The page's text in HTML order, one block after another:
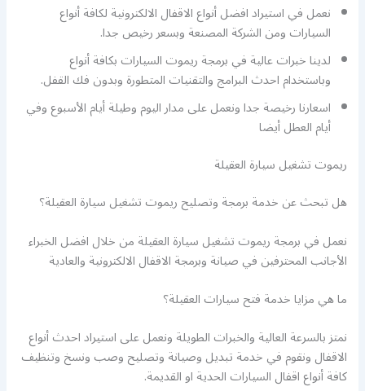
نعمل في استيراد افضل أنواع الاقفال الالكترونية لكافة أنواع
السيارات ومن الشركة المصنعة وبسعر رخيص جدا.
لدينا خبرات عالية في برمجة ريموت السيارات بكافة أنواع
وباستخدام احدث البرامج والتقنيات المتطورة وبدون فك القفل.
اسعارنا رخيصة جدا ونعمل على مدار اليوم وطيلة أيام الأسبوع وفي
أيام العطل أيضا
ريموت تشغيل سيارة العقيلة
هل تبحث عن خدمة برمجة وتصليح ريموت تشغيل سيارة العقيلة؟
نعمل في برمجة ريموت تشغيل سيارة العقيلة من خلال افضل الخبراء
الأجانب المحترفين في صيانة وبرمجة الاقفال الالكترونية والعادية
ما هي مزايا خدمة فتح سيارات العقيلة؟
نمتز بالسرعة العالية والخبرات الطويلة ونعمل على استيراد احدث أنواع
الاقفال ونقوم في خدمة تبديل وصيانة وتصليح وصب ونسخ وتنظيف
كافة أنواع اقفال السيارات الحدية او القديمة.